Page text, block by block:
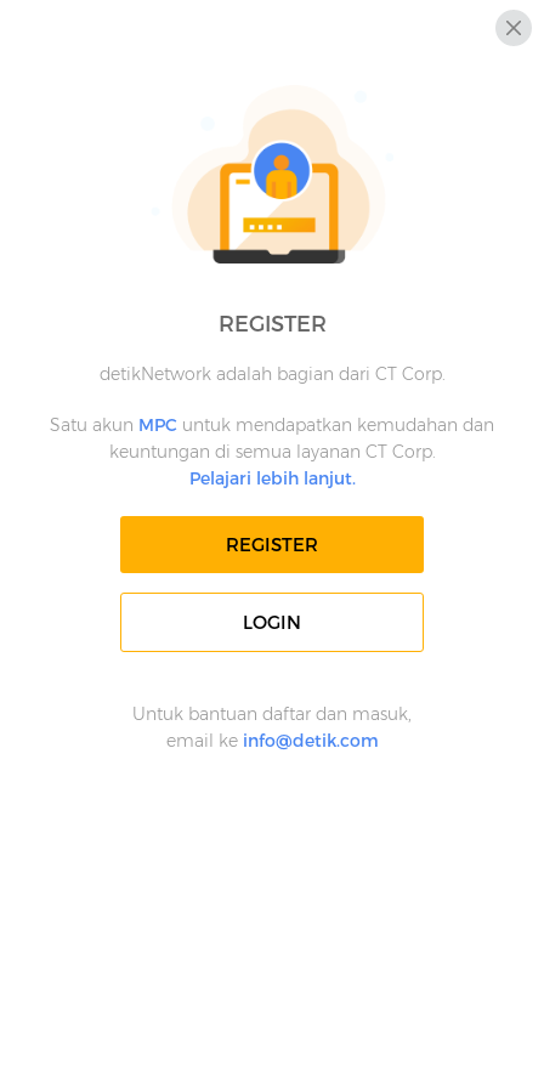
REGISTER
detikNetwork adalah bagian dari CT Corp.
Satu akun MPC untuk mendapatkan kemudahan dan
keuntungan di semua layanan CT Corp.
Pelajari lebih lanjut.
REGISTER
LOGIN
Untuk bantuan daftar dan masuk,
email ke info@detik.com